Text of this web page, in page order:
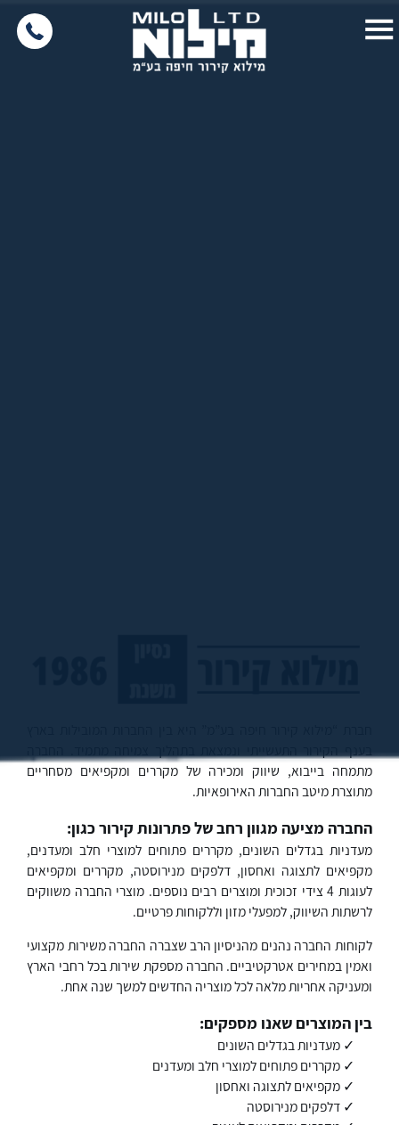
בענף הקירור התעשייתי ונמצאת בתהליך צמיחה מתמיד. החברה
מתמחה בייבוא, שיווק ומכירה של מקררים ומקפיאים מסחריים
מתוצרת מיטב החברות האירופאיות.
החברה מציעה מגוון רחב של פתרונות קירור כגון:
מעדניות בגדלים השונים, מקררים פתוחים למוצרי חלב ומעדנים,
מקפיאים לתצוגה ואחסון, דלפקים מנירוסטה, מקררים ומקפיאים
לעוגות 4 צידי זכוכית ומוצרים רבים נוספים. מוצרי החברה משווקים
לרשתות השיווק, למפעלי מזון וללקוחות פרטיים.
לקוחות החברה נהנים מהניסיון הרב שצברה החברה משירות מקצועי
ואמין במחירים אטרקטיביים. החברה מספקת שירות בכל רחבי הארץ
ומעניקה אחריות מלאה לכל מוצריה החדשים למשך שנה אחת.
בין המוצרים שאנו מספקים:
✓ מעדניות בגדלים השונים
✓ מקררים פתוחים למוצרי חלב ומעדנים
✓ מקפיאים לתצוגה ואחסון
✓ דלפקים מנירוסטה